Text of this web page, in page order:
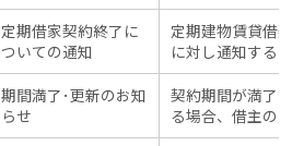
定期借家契約終了に
ついての通知
定期建物賃貸借契
に対し通知するた
期間満了･更新のお知
らせ
契約期間が満了す
る場合、借主の意